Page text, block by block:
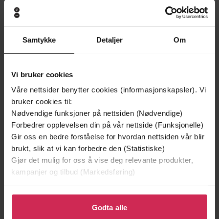
Samtykke Detaljer Om
Vi bruker cookies
Våre nettsider benytter cookies (informasjonskapsler). Vi
bruker cookies til:
Nødvendige funksjoner på nettsiden (Nødvendige)
Forbedrer opplevelsen din på vår nettside (Funksjonelle)
Gir oss en bedre forståelse for hvordan nettsiden vår blir
brukt, slik at vi kan forbedre den (Statistiske)
Gjør det mulig for oss å vise deg relevante produkter,
kampanjer og tilbud (Markedsføring)
Klikk på «Godta alle» for å gi oss ditt samtykke til å
bruke cookies for alle disse formålene. Du kan også
Godta alle
149,-
Jenta som ble igjen
EBOK
199,-
EBOK